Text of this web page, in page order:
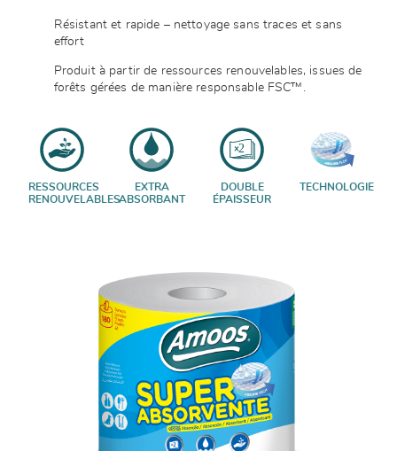
Résistant et rapide – nettoyage sans traces et sans
effort
Produit à partir de ressources renouvelables, issues de
forêts gérées de manière responsable FSC™.
RESSOURCES
RENOUVELABLES
EXTRA
ABSORBANT
DOUBLE
ÉPAISSEUR
TECHNOLOGIE